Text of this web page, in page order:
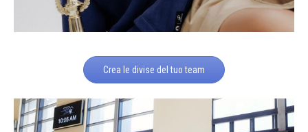
Crea le divise del tuo team